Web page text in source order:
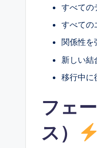
すべての
すべての
関係性を
新しい結
移行中に
フェ
ス）